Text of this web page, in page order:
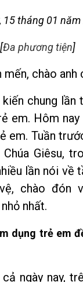
15 tháng 01
[Đa phương tiện]
mến, chào anh
chung lần
em. Hôm nay
em. Tuần
Giêsu,
lần nói về
chào đón
nhất.
dụng trẻ em
cả ngày nay,